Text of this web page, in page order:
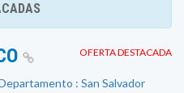
OFERTA DESTACADA
: San Salvador